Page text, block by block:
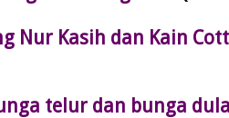
Nur Kasih dan Kain
telur dan bunga